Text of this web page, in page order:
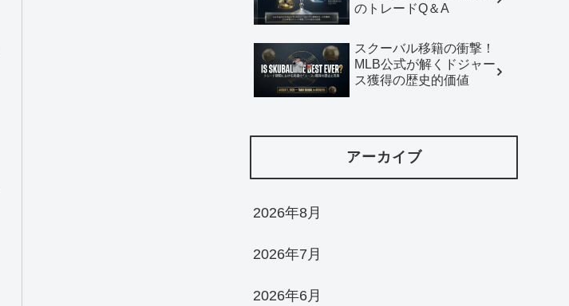
のトレードQ＆A
スクーバル移籍の衝撃！
MLB公式が解くドジャー
ス獲得の歴史的価値
アーカイブ
2026年8月
2026年7月
2026年6月